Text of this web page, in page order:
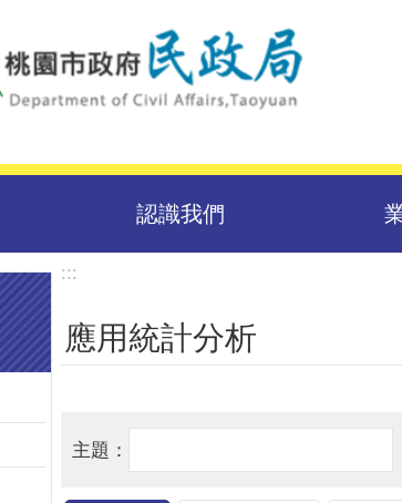
認識我們
:::
應用統計分析